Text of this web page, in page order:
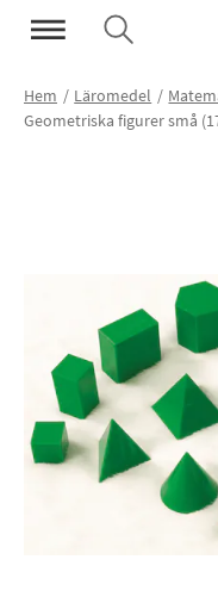
Hem Läromedel
Geometriska figurer små